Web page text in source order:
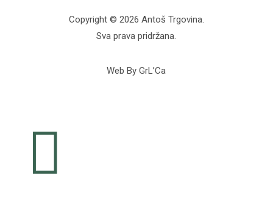
Copyright © 2026 Antoš Trgovina.
Sva prava pridržana.
Web By GrL’Ca
